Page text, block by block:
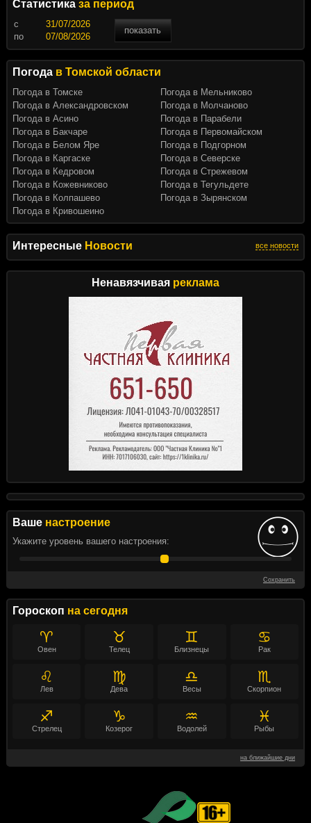
Интересные Новости все новости
Ненавязчивая реклама
Ваше настроение
Укажите уровень вашего настроения:
Сохранить
Гороскоп на сегодня
♈
Овен
♉
Телец
♊
Близнецы
♋
Рак
♌
Лев
♍
Дева
♎
Весы
♏
Скорпион
♐
Стрелец
♑
Козерог
♒
Водолей
♓
Рыбы
на ближайшие дни
Статистика за период
c
показать
по
Погода в Томской области
Погода в Томске
Погода в Александровском
Погода в Асино
Погода в Бакчаре
Погода в Белом Яре
Погода в Каргаске
Погода в Кедровом
Погода в Кожевниково
Погода в Колпашево
Погода в Кривошеино
Погода в Мельниково
Погода в Молчаново
Погода в Парабели
Погода в Первомайском
Погода в Подгорном
Погода в Северске
Погода в Стрежевом
Погода в Тегульдете
Погода в Зырянском